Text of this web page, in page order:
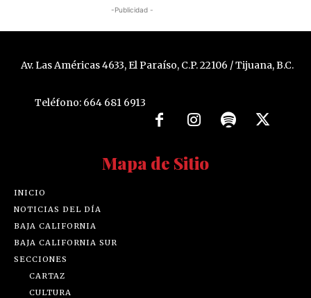
-Publicidad -
Av. Las Américas 4633, El Paraíso, C.P. 22106 / Tijuana, B.C.
Teléfono: 664 681 6913
Mapa de Sitio
INICIO
NOTICIAS DEL DÍA
BAJA CALIFORNIA
BAJA CALIFORNIA SUR
SECCIONES
CARTAZ
CULTURA